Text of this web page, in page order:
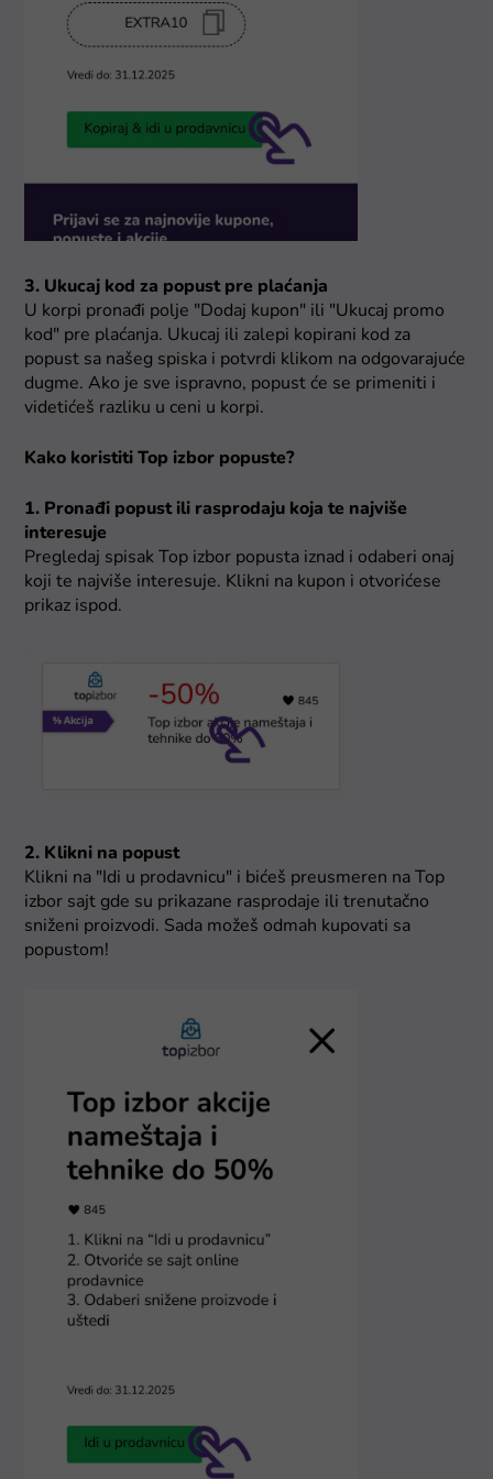
3. Ukucaj kod za popust pre plaćanja
U korpi pronađi polje "Dodaj kupon" ili "Ukucaj promo
kod" pre plaćanja. Ukucaj ili zalepi kopirani kod za
popust sa našeg spiska i potvrdi klikom na odgovarajuće
dugme. Ako je sve ispravno, popust će se primeniti i
videtićeš razliku u ceni u korpi.
Kako koristiti Top izbor popuste?
1. Pronađi popust ili rasprodaju koja te najviše
interesuje
Pregledaj spisak Top izbor popusta iznad i odaberi onaj
koji te najviše interesuje. Klikni na kupon i otvorićese
prikaz ispod.
2. Klikni na popust
Klikni na "Idi u prodavnicu" i bićeš preusmeren na Top
izbor sajt gde su prikazane rasprodaje ili trenutačno
sniženi proizvodi. Sada možeš odmah kupovati sa
popustom!